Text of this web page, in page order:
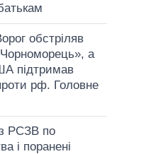
обстріляв
а
підтримав
рф. Головне
РСЗВ по
і поранені